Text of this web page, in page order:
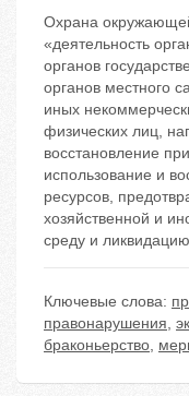
Охрана
«деятельность
органов
органов местного
иных
физических лиц,
восстановление
использование и
ресурсов,
хозяйственной и
среду и
Ключевые слова:
правонарушения,
браконьерство,